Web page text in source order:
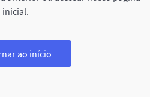
inicial.
ao início